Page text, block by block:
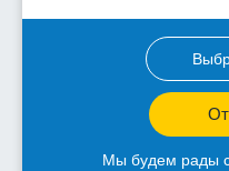
Мы будем рады